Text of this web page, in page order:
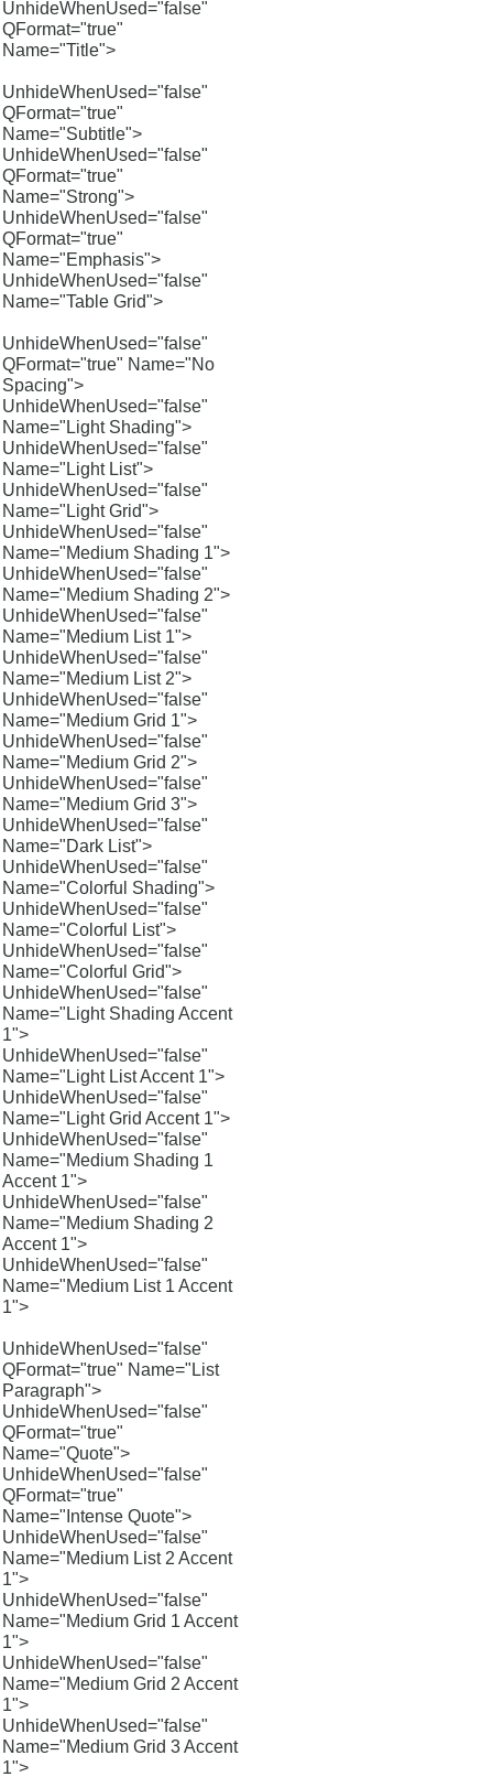
UnhideWhenUsed="false"
QFormat="true"
Name="Title">
UnhideWhenUsed="false"
QFormat="true"
Name="Subtitle">
UnhideWhenUsed="false"
QFormat="true"
Name="Strong">
UnhideWhenUsed="false"
QFormat="true"
Name="Emphasis">
UnhideWhenUsed="false"
Name="Table Grid">
UnhideWhenUsed="false"
QFormat="true" Name="No
Spacing">
UnhideWhenUsed="false"
Name="Light Shading">
UnhideWhenUsed="false"
Name="Light List">
UnhideWhenUsed="false"
Name="Light Grid">
UnhideWhenUsed="false"
Name="Medium Shading 1">
UnhideWhenUsed="false"
Name="Medium Shading 2">
UnhideWhenUsed="false"
Name="Medium List 1">
UnhideWhenUsed="false"
Name="Medium List 2">
UnhideWhenUsed="false"
Name="Medium Grid 1">
UnhideWhenUsed="false"
Name="Medium Grid 2">
UnhideWhenUsed="false"
Name="Medium Grid 3">
UnhideWhenUsed="false"
Name="Dark List">
UnhideWhenUsed="false"
Name="Colorful Shading">
UnhideWhenUsed="false"
Name="Colorful List">
UnhideWhenUsed="false"
Name="Colorful Grid">
UnhideWhenUsed="false"
Name="Light Shading Accent
1">
UnhideWhenUsed="false"
Name="Light List Accent 1">
UnhideWhenUsed="false"
Name="Light Grid Accent 1">
UnhideWhenUsed="false"
Name="Medium Shading 1
Accent 1">
UnhideWhenUsed="false"
Name="Medium Shading 2
Accent 1">
UnhideWhenUsed="false"
Name="Medium List 1 Accent
1">
UnhideWhenUsed="false"
QFormat="true" Name="List
Paragraph">
UnhideWhenUsed="false"
QFormat="true"
Name="Quote">
UnhideWhenUsed="false"
QFormat="true"
Name="Intense Quote">
UnhideWhenUsed="false"
Name="Medium List 2 Accent
1">
UnhideWhenUsed="false"
Name="Medium Grid 1 Accent
1">
UnhideWhenUsed="false"
Name="Medium Grid 2 Accent
1">
UnhideWhenUsed="false"
Name="Medium Grid 3 Accent
1">